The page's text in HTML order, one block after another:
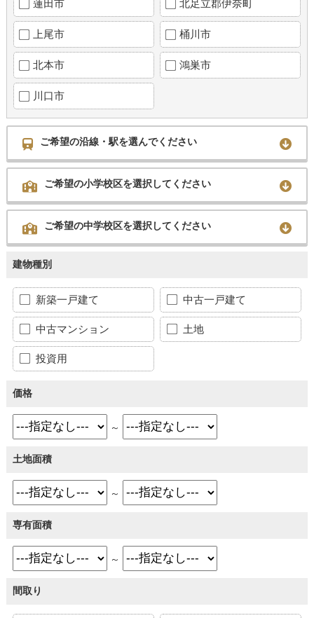
蓮田市 北足立郡伊奈町
上尾市 桶川市
北本市 鴻巣市
川口市
ご希望の沿線・駅を選んでください
ご希望の小学校区を選択してください
ご希望の中学校区を選択してください
建物種別
新築一戸建て 中古一戸建て
中古マンション 土地
投資用
価格
～
土地面積
～
専有面積
～
間取り